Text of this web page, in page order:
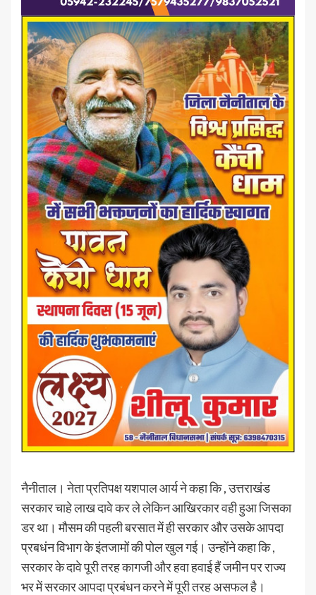
नैनीताल। नेता प्रतिपक्ष यशपाल आर्य ने कहा कि , उत्तराखंड
सरकार चाहे लाख दावे कर ले लेकिन आखिरकार वही हुआ जिसका
डर था। मौसम की पहली बरसात में ही सरकार और उसके आपदा
प्रबधंन विभाग के इंतजामों की पोल खुल गई। उन्होंने कहा कि ,
सरकार के दावे पूरी तरह कागजी और हवा हवाई हैं जमीन पर राज्य
भर में सरकार आपदा प्रबंधन करने में पूरी तरह असफल है।